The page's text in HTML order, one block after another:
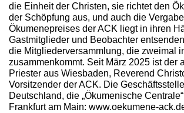
die Einheit der Christen, sie richtet den
der Schöpfung aus, und auch die
Ökumenepreises der ACK liegt in ihren
Gastmitglieder und Beobachter
die Mitgliederversammlung, die zweimal
zusammenkommt. Seit März 2025 ist der
Priester aus Wiesbaden, Reverend
Vorsitzender der ACK. Die
Deutschland, die „Ökumenische
Frankfurt am Main: www.oekumene-